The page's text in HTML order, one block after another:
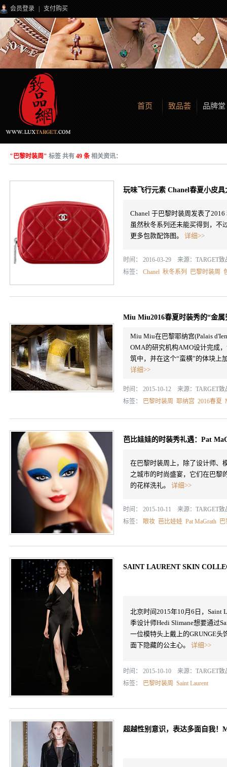
会员登录 支付购买
首页 致品荟 品牌堂
"巴黎时装周" 标签 共有 49 条相关资讯：
玩味飞行元素 Chanel春夏小皮
Chanel 于巴黎时装周发表了
虽然秋冬系列还未能买得到，不
更多包款配饰图。 详细>>
时间： 2016-03-29 来源： TARGET致
标签： Chanel 秋冬系列 巴黎时装周
Miu Miu2016春夏时装秀的“金属
Miu Miu在巴黎耶纳宫(Palais
OMA的研究机构AMO设计完成
筑中，并在这个“蛮横”的体块上
详细>>
时间： 2015-10-12 来源： TARGET致
标签：
巴黎时装周 耶纳宫 2016春夏
芭比娃娃的时装秀礼遇：Pat
在巴黎时装周上，除了设计师、
之城市的时尚盛宴，它们在巴黎
的花样洗礼。 详细>>
时间： 2015-10-11 来源： TARGET致
标签： 眼妆 芭比娃娃 Pat MaGrath
SAINT LAURENT SKIN
北京时间2015年10月6日，Saint
季设计师Hedi Slimane想要通过
一位模特头上戴上的GRUNGE
面下隐藏的公主心。 详细>>
时间： 2015-10-10 来源： TARGET致
标签：
巴黎时装周 Saint Laurent
超越性别意识，表达多面自我！